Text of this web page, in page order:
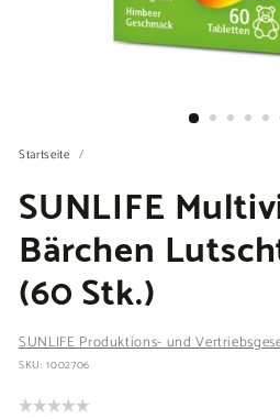
Startseite /
SUNLIFE
Bärchen
(60 Stk.)
SUNLIFE Produktions- und
SKU: 1002706